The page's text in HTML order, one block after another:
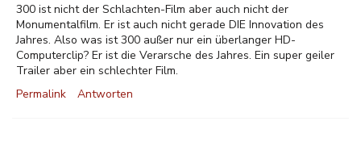
300 ist nicht der Schlachten-Film aber auch nicht der
Monumentalfilm. Er ist auch nicht gerade DIE Innovation des
Jahres. Also was ist 300 außer nur ein überlanger HD-
Computerclip? Er ist die Verarsche des Jahres. Ein super geiler
Trailer aber ein schlechter Film.
Permalink
Antworten